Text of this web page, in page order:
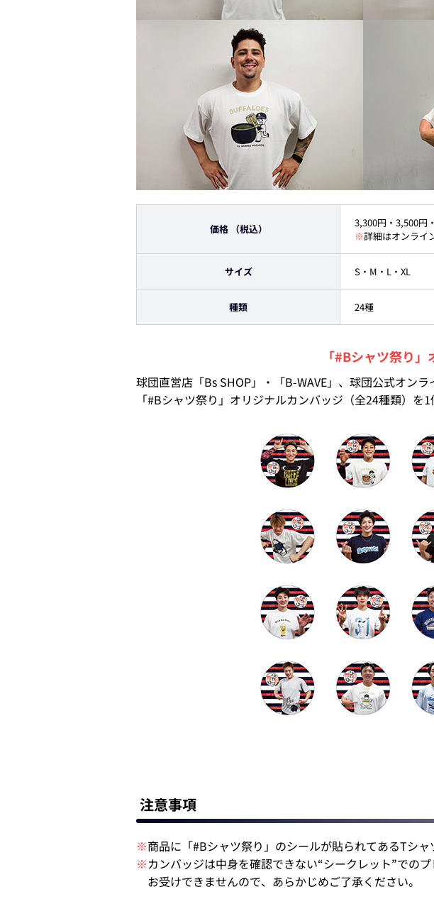
価格（税込）
3,300円・3,500円
※詳細はオンライ
サイズ S・M・L・XL
種類 24種
「#Bシャツ祭り
球団直営店「Bs SHOP」・「B-WAVE」、球団公式オン
「#Bシャツ祭り」オリジナルカンバッジ（全24種類）を
注意事項
※商品に「#Bシャツ祭り」のシールが貼られてあるTシャ
※カンバッジは中身を確認できない“シークレット”での
お受けできませんので、あらかじめご了承ください。